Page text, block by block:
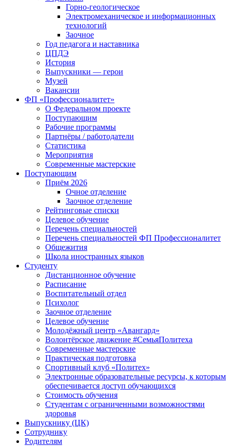
Горно-геологическое
Электромеханическое и информационных
технологий
Заочное
Год педагога и наставника
ЦПДЭ
История
Выпускники — герои
Музей
Вакансии
ФП «Профессионалитет»
О Федеральном проекте
Поступающим
Рабочие программы
Партнёры / работодатели
Статистика
Мероприятия
Современные мастерские
Поступающим
Приём 2026
Очное отделение
Заочное отделение
Рейтинговые списки
Целевое обучение
Перечень специальностей
Перечень специальностей ФП Профессионалитет
Общежития
Школа иностранных языков
Студенту
Дистанционное обучение
Расписание
Воспитательный отдел
Психолог
Заочное отделение
Целевое обучение
Молодёжный центр «Авангард»
Волонтёрское движение #СемьяПолитеха
Современные мастерские
Практическая подготовка
Спортивный клуб «Политех»
Электронные образовательные ресурсы, к которым
обеспечивается доступ обучающихся
Стоимость обучения
Студентам с ограниченными возможностями
здоровья
Выпускнику (ЦК)
Сотруднику
Родителям